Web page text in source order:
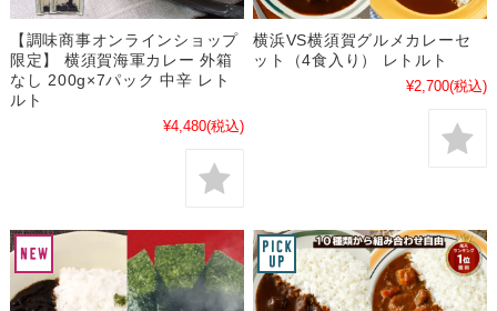
【調味商事オンラインショップ
限定】 横須賀海軍カレー 外箱
なし 200g×7パック 中辛 レト
ルト
¥4,480(税込)
横浜VS横須賀グルメカレーセ
ット（4食入り） レトルト
¥2,700(税込)